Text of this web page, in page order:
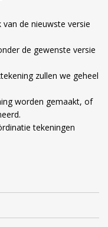
de nieuwste versie
de gewenste versie
zullen we geheel
worden gemaakt, of
tekeningen